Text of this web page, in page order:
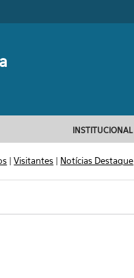
INSTITUCIONAL
|Visitantes | Notícias Destaque